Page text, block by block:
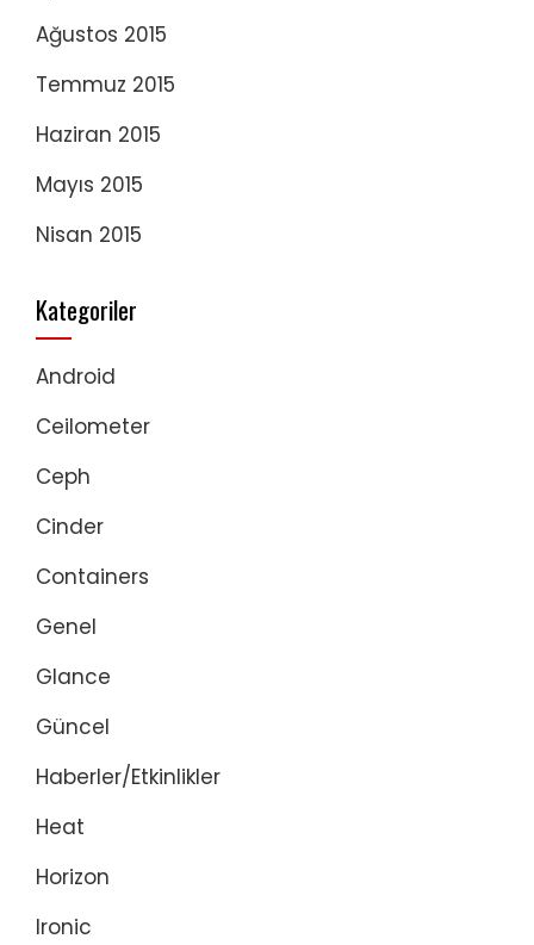
Ağustos 2015
Temmuz 2015
Haziran 2015
Mayıs 2015
Nisan 2015
Kategoriler
Android
Ceilometer
Ceph
Cinder
Containers
Genel
Glance
Güncel
Haberler/Etkinlikler
Heat
Horizon
Ironic